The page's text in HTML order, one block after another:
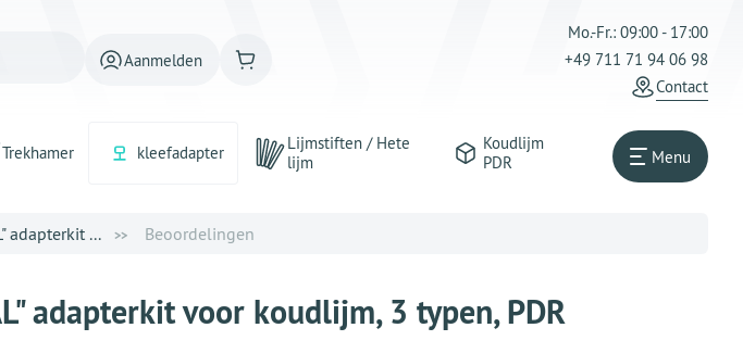
Aanmelden
Mo.-Fr.: 09:00 - 17:00
+49 711 71 94 06 98
Contact
Trekhamer kleefadapter
Lijmstiften / Hete
lijm
Koudlijm
PDR
Menu
adapterkit ... Beoordelingen
adapterkit voor koudlijm, 3 typen, PDR